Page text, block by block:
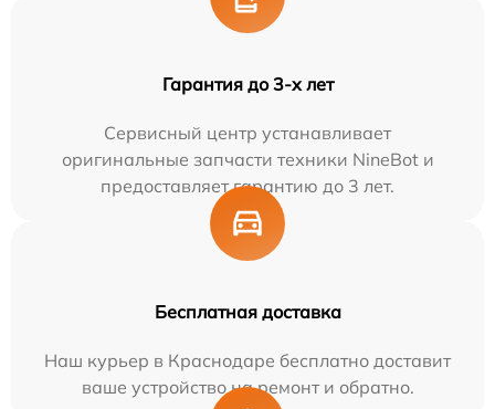
Гарантия до 3-х лет
Сервисный центр устанавливает
оригинальные запчасти техники NineBot и
предоставляет гарантию до 3 лет.
Бесплатная доставка
Наш курьер в Краснодаре бесплатно доставит
ваше устройство на ремонт и обратно.